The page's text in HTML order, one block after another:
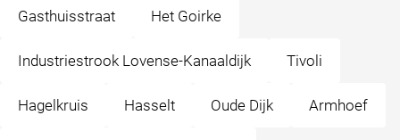
Gasthuisstraat Het Goirke
Industriestrook Lovense-Kanaaldijk Tivoli
Hagelkruis Hasselt Oude Dijk Armhoef